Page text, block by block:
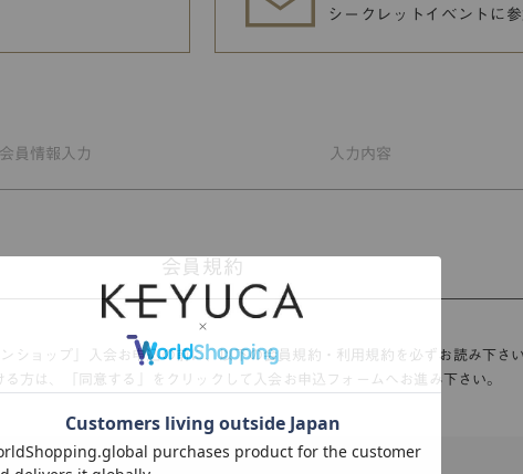
シークレットイベントに
会員情報 入力 入力 内容
会員規約
ショップ」入会お申込の前に、以下の会員規約・利用規約を必ずお読み下さい
る方は、「同意する」をクリックして入会お申込フォームへお進み下さい。